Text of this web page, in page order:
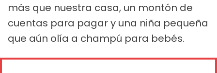
más que nuestra casa, un montón de
cuentas para pagar y una niña pequeña
que aún olía a champú para bebés.